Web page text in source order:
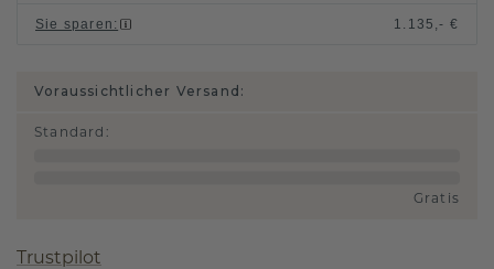
Sie sparen : 1.135,- €
Voraussichtlicher Versand:
Standard :
Gratis
Trustpilot